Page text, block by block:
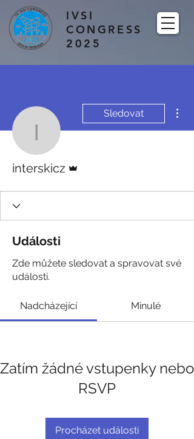
IVSI
CONGRESS
2025
interskicz
Sledovat
interskicz
Události
Zde můžete sledovat a spravovat své
události.
Nadcházející Minulé
Zatím žádné vstupenky nebo
RSVP
Procházet události